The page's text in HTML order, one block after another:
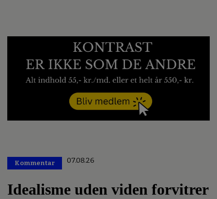
Kommentar 07.08.26
Idealisme uden viden forvitrer